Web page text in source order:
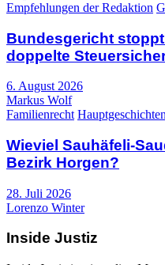
Empfehlungen der Redaktion
Bundesgericht
doppelte
6. August 2026
Markus Wolf
Familienrecht Hauptgeschichten
Wieviel Sauhäfeli-
Bezirk Horgen?
28. Juli 2026
Lorenzo Winter
Inside Justiz